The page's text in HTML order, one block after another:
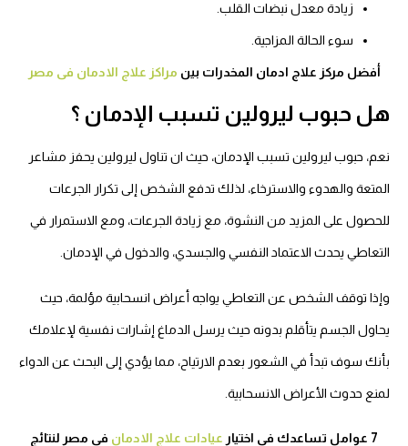
زيادة معدل نبضات القلب.
سوء الحالة المزاجية.
أفضل مركز علاج ادمان المخدرات بين مراكز علاج الادمان فى مصر
حبوب ليرولين تسبب الإدمان ؟
حبوب ليرولين تسبب الإدمان، حيث ان تناول ليرولين يحفز مشاعر
والهدوء والاسترخاء، لذلك تدفع الشخص إلى تكرار الجرعات
على المزيد من النشوة، مع زيادة الجرعات، ومع الاستمرار في
يحدث الاعتماد النفسي والجسدي، والدخول في الإدمان.
توقف الشخص عن التعاطي يواجه أعراض انسحابية مؤلمة، حيث
الجسم يتأقلم بدونه حيث يرسل الدماغ إشارات نفسية لإعلامك
سوف تبدأ في الشعور بعدم الارتياح، مما يؤدي إلى البحث عن الدواء
حدوث الأعراض الانسحابية.
عيادات علاج الادمانفى مصر لنتائج